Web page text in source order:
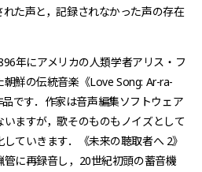
た声と，記録されなかった声の存在
年にアメリカの人類学者アリス・フ
鮮の伝統音楽《Love Song: Ar-ra-
です．作家は音声編集ソフトウェア
ますが，歌そのものもノイズとして
ていきます．《未来の聴取者へ 2》
に再録音し，20世紀初頭の蓄音機